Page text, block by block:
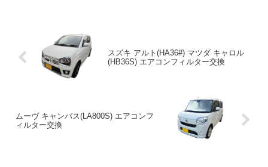
スズキ アルト(HA36#) マツダ キャロル
(HB36S) エアコンフィルター交換
ムーヴ キャンバス(LA800S) エアコンフ
ィルター交換